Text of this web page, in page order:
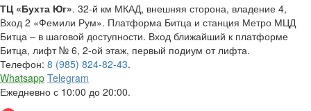
ТЦ «Бухта Юг». 32-й км МКАД, внешняя сторона, владение 4,
Вход 2 «Фемили Рум». Платформа Битца и станция Метро МЦД
Битца – в шаговой доступности. Вход ближайший к платформе
Битца, лифт № 6, 2-ой этаж, первый подиум от лифта.
Телефон: 8 (985) 824-82-43.
Whatsapp Telegram
Ежедневно с 10:00 до 20:00.